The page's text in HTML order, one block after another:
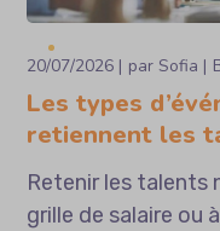
20/07/2026 parSofia
Les types
retiennent les
Retenir les talents
grille de salaire ou